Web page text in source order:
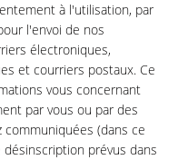
à l'utilisation, par
l'envoi de nos
électroniques,
et courriers postaux. Ce
vous concernant
par vous ou par des
communiquées (dans ce
prévus dans